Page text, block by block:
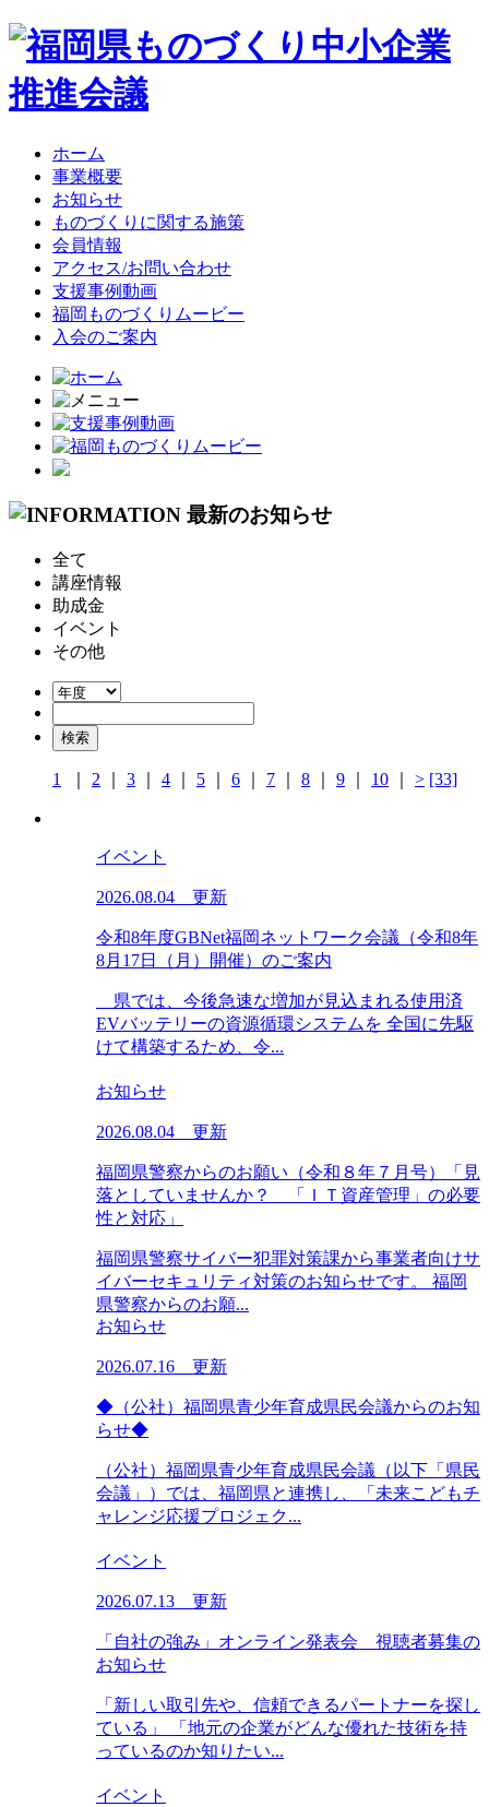
ホーム
事業概要
お知らせ
ものづくりに関する施策
会員情報
アクセス/お問い合わせ
支援事例動画
福岡ものづくりムービー
入会のご案内
全て
講座情報
助成金
イベント
その他
1 2 3 4 5 6 7 8 9 10 > [33]
イベント
2026.08.04 更新
令和8年度GBNet福岡ネットワーク会議（令和8年
8月17日（月）開催）のご案内
県では、今後急速な増加が見込まれる使用済
EVバッテリーの資源循環システムを 全国に先駆
けて構築するため、令...
お知らせ
2026.08.04 更新
福岡県警察からのお願い（令和８年７月号）「見
落としていませんか？ 「ＩＴ資産管理」の必要
性と対応」
福岡県警察サイバー犯罪対策課から事業者向けサ
イバーセキュリティ対策のお知らせです。 福岡
県警察からのお願...
お知らせ
2026.07.16 更新
◆（公社）福岡県青少年育成県民会議からのお知
らせ◆
（公社）福岡県青少年育成県民会議（以下「県民
会議」）では、福岡県と連携し、「未来こどもチ
ャレンジ応援プロジェク...
イベント
2026.07.13 更新
「自社の強み」オンライン発表会 視聴者募集の
お知らせ
「新しい取引先や、信頼できるパートナーを探し
ている」 「地元の企業がどんな優れた技術を持
っているのか知りたい...
イベント